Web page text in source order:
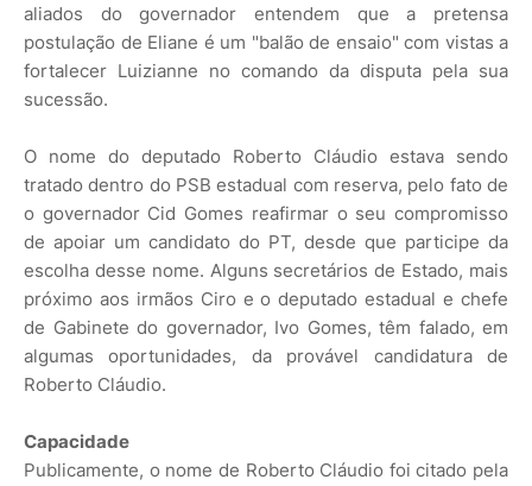
aliados do governador entendem que a pretensa
postulação de Eliane é um "balão de ensaio" com vistas a
fortalecer Luizianne no comando da disputa pela sua
sucessão.
O nome do deputado Roberto Cláudio estava sendo
tratado dentro do PSB estadual com reserva, pelo fato de
o governador Cid Gomes reafirmar o seu compromisso
de apoiar um candidato do PT, desde que participe da
escolha desse nome. Alguns secretários de Estado, mais
próximo aos irmãos Ciro e o deputado estadual e chefe
de Gabinete do governador, Ivo Gomes, têm falado, em
algumas oportunidades, da provável candidatura de
Roberto Cláudio.
Capacidade
Publicamente, o nome de Roberto Cláudio foi citado pela